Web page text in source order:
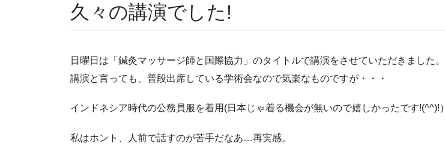
久々の講演でした!
日曜日は「鍼灸マッサージ師と国際協力」のタイトルで講演をさせていただきました。
講演と言っても、普段出席している学術会なので気楽なものですが・・・
インドネシア時代の公務員服を着用(日本じゃ着る機会が無いので嬉しかったです!(^^)!）
私はホント、人前で話すのが苦手だなあ…再実感。